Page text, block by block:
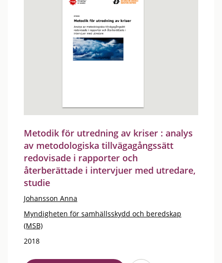
Metodik för utredning av kriser : analys
av metodologiska tillvägagångssätt
redovisade i rapporter och
återberättade i intervjuer med utredare,
studie
Johansson Anna
Myndigheten för samhällsskydd och beredskap
(MSB)
2018